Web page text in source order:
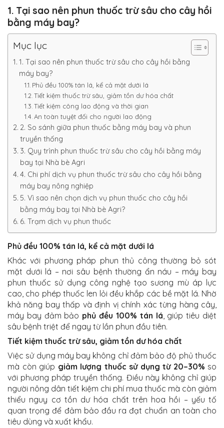
1. Tại sao nên phun thuốc trừ sâu cho cây hồi
bằng máy bay?
Mục lục
1. Tại sao nên phun thuốc trừ sâu cho cây hồi bằng
máy bay?
Phủ đều 100% tán lá, kể cả mặt dưới lá
Tiết kiệm thuốc trừ sâu, giảm tồn dư hóa chất
Tiết kiệm công lao động và thời gian
An toàn tuyệt đối cho người lao động
2. So sánh giữa phun thuốc bằng máy bay và phun
truyền thống
3. Quy trình phun thuốc trừ sâu cho cây hồi bằng máy
bay tại Nhà bè Agri
4. Chi phí dịch vụ phun thuốc trừ sâu cho cây hồi bằng
máy bay nông nghiệp
5. Vì sao nên chọn dịch vụ phun thuốc cho cây hồi
bằng máy bay tại Nhà bè Agri?
6. Trạm dịch vụ phun thuốc
Phủ đều 100% tán lá, kể cả mặt dưới lá
Khác với phương pháp phun thủ công thường bỏ sót
mặt dưới lá – nơi sâu bệnh thường ẩn náu – máy bay
phun thuốc sử dụng công nghệ tạo sương mù áp lực
cao, cho phép thuốc len lỏi đều khắp các bề mặt lá. Nhờ
khả năng bay thấp và định vị chính xác từng hàng cây,
máy bay đảm bảo phủ đều 100% tán lá , giúp tiêu diệt
sâu bệnh triệt để ngay từ lần phun đầu tiên.
Tiết kiệm thuốc trừ sâu, giảm tồn dư hóa chất
Việc sử dụng máy bay không chỉ đảm bảo độ phủ thuốc
mà còn giúp giảm lượng thuốc sử dụng từ 20–30% so
với phương pháp truyền thống. Điều này không chỉ giúp
người nông dân tiết kiệm chi phí mua thuốc mà còn giảm
thiểu nguy cơ tồn dư hóa chất trên hoa hồi – yếu tố
quan trọng để đảm bảo đầu ra đạt chuẩn an toàn cho
tiêu dùng và xuất khẩu.